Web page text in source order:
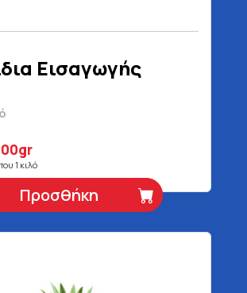
Εισαγωγής
1 κιλό
Προσθήκη